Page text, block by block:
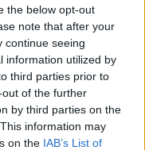
the below opt-out
note that after your
continue seeing
information utilized by
third parties prior to
of the further
by third parties on the
information may
on the IAB’s List of
καυσίμων επειδή
το 40% της
με 38
Ιανουάριο μέχρι
τεράστιες
ουρές χιλιομέτρων
στο